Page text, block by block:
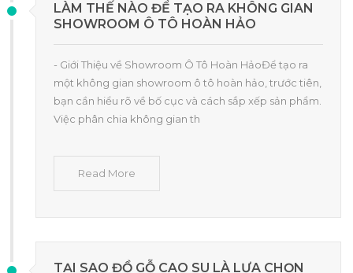
LÀM THẾ NÀO ĐỂ TẠO RA KHÔNG GIAN
SHOWROOM Ô TÔ HOÀN HẢO
- Giới Thiệu về Showroom Ô Tô Hoàn HảoĐể tạo ra
một không gian showroom ô tô hoàn hảo, trước tiên,
bạn cần hiểu rõ về bố cục và cách sắp xếp sản phẩm.
Việc phân chia không gian th
Read More
TẠI SAO ĐỒ GỖ CAO SU LÀ LỰA CHỌN